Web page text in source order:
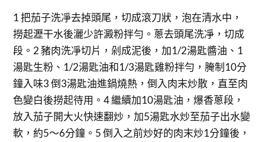
1 把茄子洗凈去掉頭尾，切成滾刀狀，泡在清水中，
撈起瀝干水後灑少許澱粉拌勻。蔥去頭尾洗凈，切成
段。2 豬肉洗凈切片，剁成泥後，加1/2湯匙醬油、1
湯匙生粉、1/2湯匙油和1/3湯匙雞粉拌勻，腌制10分
鐘入味3 倒3湯匙油進鍋燒熱，倒入肉末炒散，直至肉
色變白後撈起待用。4 繼續加10湯匙油，爆香蔥段，
放入茄子開大火快速翻炒，加5湯匙水炒至茄子出水變
軟，約5～6分鐘。5 倒入之前炒好的肉末炒1分鐘後，